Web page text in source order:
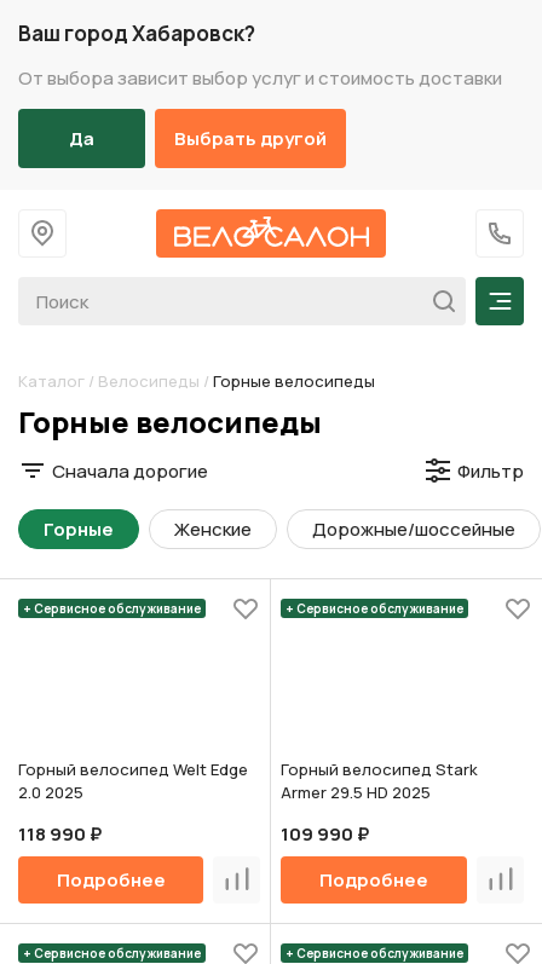
Ваш город Хабаровск?
От выбора зависит выбор услуг и стоимость доставки
Да Выбрать другой
На главную
+7
Каталог / Велосипеды / Горные велосипеды
Разделы каталога
Горные велосипеды
Сначала дорогие Фильтр
Горные Женские Дорожные/шоссейные
+ Сервисное обслуживание
Горный велосипед Welt Edge
2.0 2025
118 990 ₽
Подробнее
Сравнить
+ Сервисное обслуживание
Горный велосипед Stark
Armer 29.5 HD 2025
109 990 ₽
Подробнее
+ Сервисное обслуживание + Сервисное обслуживание